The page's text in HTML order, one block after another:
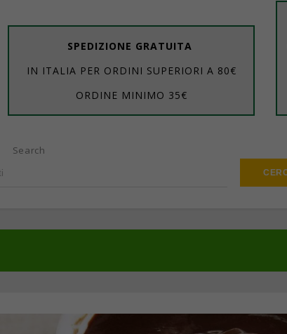
SPEDIZIONE GRATUITA
IN ITALIA PER ORDINI SUPERIORI A 80€
ORDINE MINIMO 35€
Search